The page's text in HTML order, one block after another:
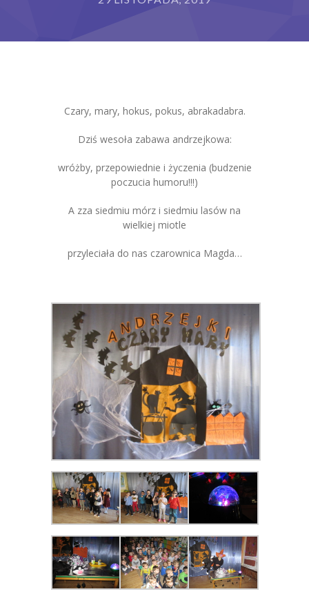
BIP
Kontakt
Czary, mary, hokus, pokus, abrakadabra.
Dziś wesoła zabawa andrzejkowa:
wróżby, przepowiednie i życzenia (budzenie
poczucia humoru!!!)
A zza siedmiu mórz i siedmiu lasów na
wielkiej miotle
przyleciała do nas czarownica Magda…